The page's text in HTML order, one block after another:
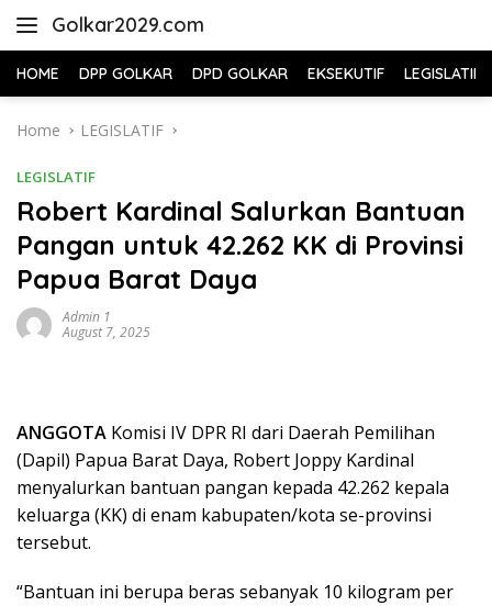
Golkar2029.com
HOME DPP GOLKAR DPD GOLKAR EKSEKUTIF LEGISLATIF
Home LEGISLATIF
LEGISLATIF
Robert Kardinal Salurkan Bantuan
Pangan untuk 42.262 KK di Provinsi
Papua Barat Daya
Admin 1
August 7, 2025
ANGGOTA Komisi IV DPR RI dari Daerah Pemilihan
(Dapil) Papua Barat Daya, Robert Joppy Kardinal
menyalurkan bantuan pangan kepada 42.262 kepala
keluarga (KK) di enam kabupaten/kota se-provinsi
tersebut.
“Bantuan ini berupa beras sebanyak 10 kilogram per